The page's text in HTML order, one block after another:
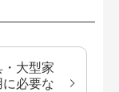
大型家
必要な